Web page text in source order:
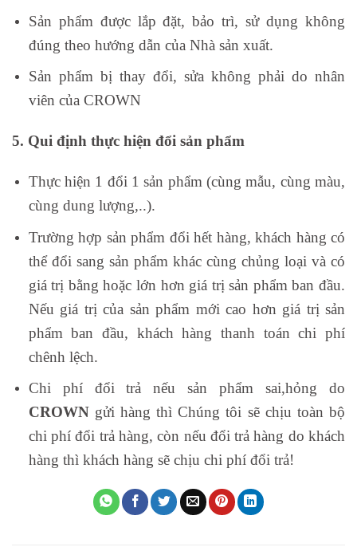
Sản phẩm được lắp đặt, bảo trì, sử dụng không
đúng theo hướng dẫn của Nhà sản xuất.
Sản phẩm bị thay đổi, sửa không phải do nhân
viên của CROWN
5. Qui định thực hiện đổi sản phẩm
Thực hiện 1 đổi 1 sản phẩm (cùng mẫu, cùng màu,
cùng dung lượng,..).
Trường hợp sản phẩm đổi hết hàng, khách hàng có
thể đổi sang sản phẩm khác cùng chủng loại và có
giá trị bằng hoặc lớn hơn giá trị sản phẩm ban đầu.
Nếu giá trị của sản phẩm mới cao hơn giá trị sản
phẩm ban đầu, khách hàng thanh toán chi phí
chênh lệch.
Chi phí đổi trả nếu sản phẩm sai,hỏng do
CROWNgửi hàng thì Chúng tôi sẽ chịu toàn bộ
chi phí đổi trả hàng, còn nếu đổi trả hàng do khách
hàng thì khách hàng sẽ chịu chi phí đổi trả!